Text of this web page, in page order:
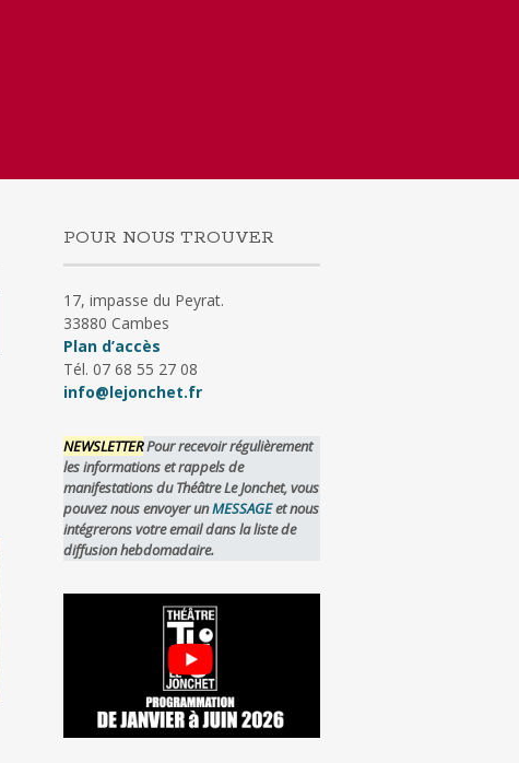
POUR NOUS TROUVER
17, impasse du Peyrat.
33880 Cambes
Plan d’accès
Tél. 07 68 55 27 08
info@lejonchet.fr
NEWSLETTERPour recevoir régulièrement
les informations et rappels de
manifestations du Théâtre Le Jonchet, vous
pouvez nous envoyer unMESSAGEet nous
intégrerons votre email dans la liste de
diffusion hebdomadaire.